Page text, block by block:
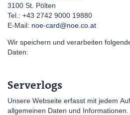
3100 St. Pölten
Tel.: +43 2742 9000 19880
E-Mail: noe-card@noe.co.at
Wir speichern und verarbeiten
Daten:
Serverlogs
Unsere Webseite erfasst mit jedem
allgemeinen Daten und